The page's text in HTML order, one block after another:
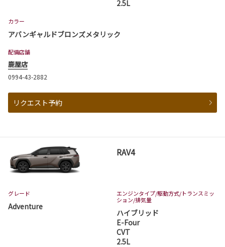
2.5L
カラー
アバンギャルドブロンズメタリック
配備店舗
鹿屋店
0994-43-2882
リクエスト予約
RAV4
グレード
Adventure
エンジンタイプ/駆動方式/トランスミッ
ション/排気量
ハイブリッド
E-Four
CVT
2.5L